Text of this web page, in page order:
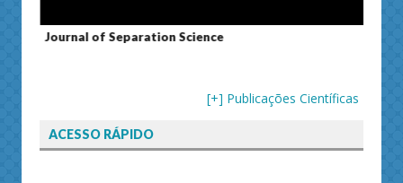
Journal of Separation Science
[+] Publicações Científicas
ACESSO RÁPIDO